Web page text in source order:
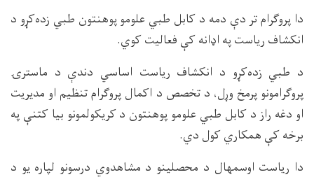
دا پروګرام تر دې دمه د کابل طبي علومو پوهنتون طبي زده‌کړو د
انکشاف ریاست په اډانه کې فعالیت کوي.
د طبي‌ زده‌کړو د انکشاف ریاست اساسي دندې د ماسترۍ
پروګرامونو پرمخ وړل، د تخصص د اکمال پروګرام تنظیم او مدیریت
او دغه راز د کابل طبي علومو پوهنتون د کریکولمونو بیا کتنې په
برخه کې همکاري کول دي.
دا ریاست اوسمهال د محصلینو د مشاهدوي درسونو لپاره یو د